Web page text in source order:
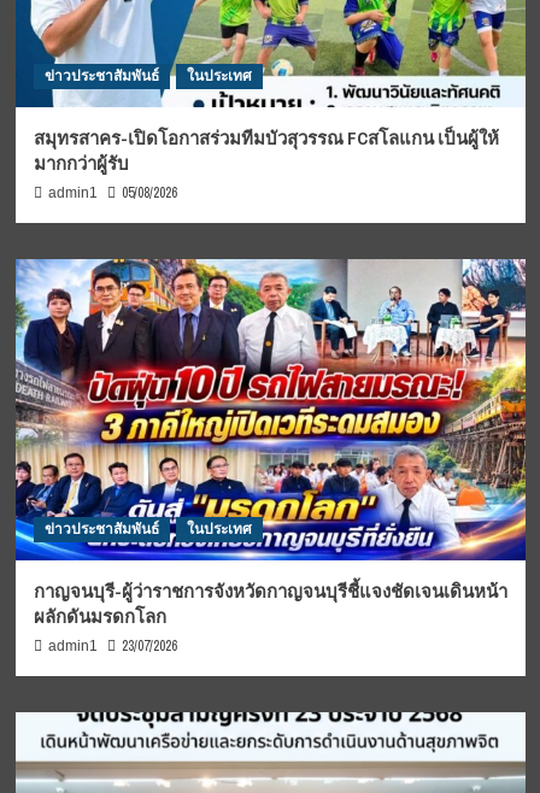
ข่าวประชาสัมพันธ์ ในประเทศ
สมุทรสาคร-เปิดโอกาสร่วมทีมบัวสุวรรณ FCสโลแกน เป็นผู้ให้
มากกว่าผู้รับ
admin1 05/08/2026
ข่าวประชาสัมพันธ์ ในประเทศ
กาญจนบุรี-ผู้ว่าราชการจังหวัดกาญจนบุรีชี้แจงชัดเจนเดินหน้า
ผลักดันมรดกโลก
admin1 23/07/2026